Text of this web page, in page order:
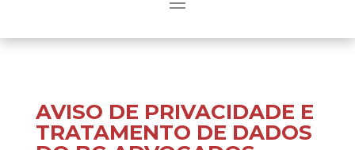
AVISO DE PRIVACIDADE E
TRATAMENTO DE DADOS